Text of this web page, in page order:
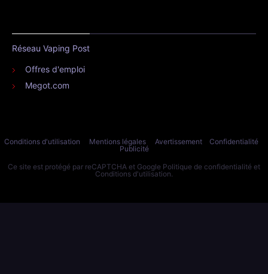
Réseau Vaping Post
Offres d'emploi
Megot.com
Conditions d'utilisation Mentions légales Avertissement
Confidentialité
Publicité
Ce site est protégé par reCAPTCHA et Google Politique de confidentialité et
Conditions d'utilisation.